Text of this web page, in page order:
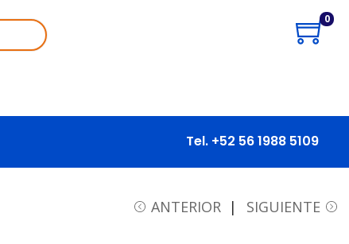
0
Tel. +52 56 1988 5109
ANTERIOR SIGUIENTE